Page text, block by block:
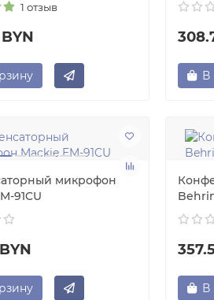
C-1U
Качественный
микрофон. Отличный
1 отзыв
В
микрофон
91CU
В